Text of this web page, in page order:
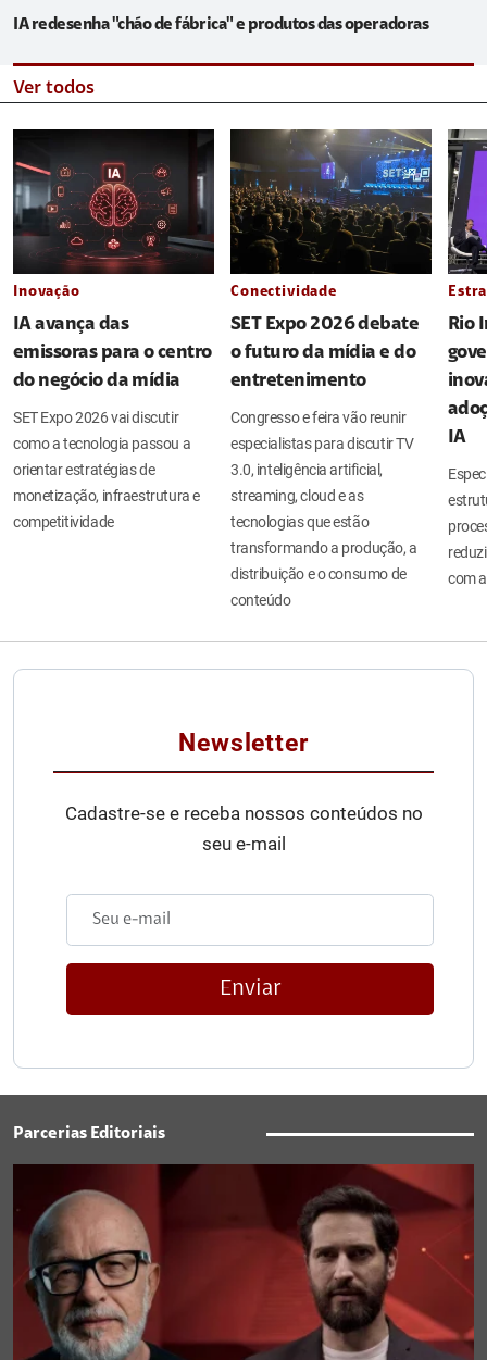
IA redesenha "chão de fábrica" e produtos das operadoras
Ver todos
Inovação
IA avança das
emissoras para o centro
do negócio da mídia
SET Expo 2026 vai discutir
como a tecnologia passou a
orientar estratégias de
monetização, infraestrutura e
competitividade
Conectividade
SET Expo 2026 debate
o futuro da mídia e do
entretenimento
Congresso e feira vão reunir
especialistas para discutir TV
3.0, inteligência artificial,
streaming, cloud e as
tecnologias que estão
transformando a produção, a
distribuição e o consumo de
conteúdo
Rio
IA
com
Newsletter
Cadastre-se e receba nossos conteúdos no
seu e-mail
Enviar
Parcerias Editoriais